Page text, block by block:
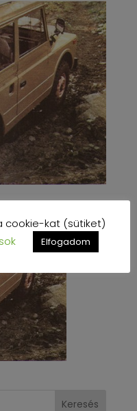
cookie-kat (sütiket)
Elfogadom